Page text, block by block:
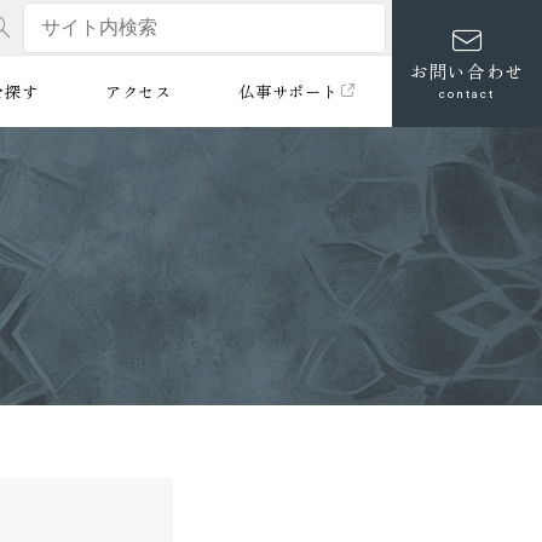
探す アクセス 仏事サポート
お問い合わせ
contact